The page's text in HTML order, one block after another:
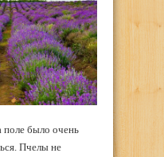
поле было очень
Пчелы не